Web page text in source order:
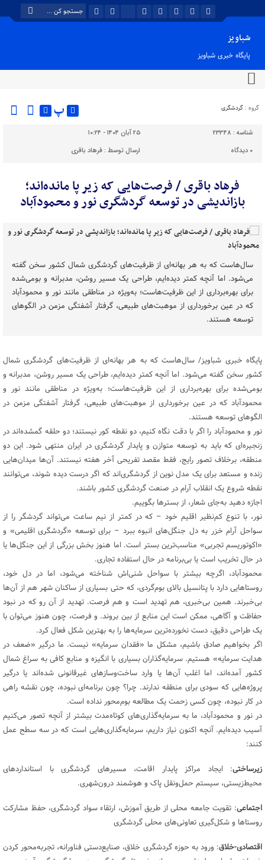
شباویز
پایگاه خبری شباویز
گروه : گردشگری پ
شناسه : 23348
۲۵ آبان ۱۴۰۴ - ۱۰:۲۴
۰ دیدگاه ارسال توسط :فرهاد باقری
فرهاد باقری / فرصت‌هایی که زیر پا مانده‌اند؛
بازاندیشی در توسعه گردشگری نور و محمودآباد
سال‌هاست که به هر بهانه‌ای از ظرفیت‌های گردشگری شمال کشور سخن گفته
می‌شود. اما آنچه کمتر دیده‌ایم، طراحی یک مسیر روشن، مدبرانه و بومی‌شده
برای بهره‌برداری از این ظرفیت‌هاست؛ به‌ویژه در مناطقی مانند نور و محمودآباد
که در عین برخورداری از موهبت‌های طبیعی، گرفتار آشفتگی مزمن در الگوهای
توسعه هستند.
پایگاه خبری شباویز/ سال‌هاست که به هر بهانه‌ای از ظرفیت‌های گردشگری شمال
کشور سخن گفته می‌شود. اما آنچه کمتر دیده‌ایم، طراحی یک مسیر روشن، مدبرانه و
بومی‌شده برای بهره‌برداری از این ظرفیت‌هاست؛ به‌ویژه در مناطقی مانند نور و
محمودآباد که در عین برخورداری از موهبت‌های طبیعی، گرفتار آشفتگی مزمن در
الگوهای توسعه هستند.
نور و محمودآباد را اگر با دقت نگاه کنیم، دو نقطه کور نیستند؛ دو حلقه گمشده‌اند در
زنجیره‌ای که باید به توسعه متوازن و پایدار گردشگری در ایران منتهی شود. این دو
منطقه، برخلاف تصور رایج، فقط مقصد تفریحی آخر هفته نیستند. آن‌ها میدان‌هایی
زنده و مستعد برای یک مدل نوین از گردشگری‌اند که اگر درست دیده شوند، می‌توانند
نقطه شروع یک انقلاب آرام در صنعت گردشگری کشور باشند.
اجازه دهید به‌جای شعار، از بسترها بگوییم.
نور، با تنوع کم‌نظیر اقلیم خود – که در کمتر از نیم ساعت می‌تواند گردشگر را از
سواحل آرام خزر به دل جنگل‌های انبوه ببرد – برای توسعه «گردشگری اقلیمی» و
«اکوتوریسم تجربی» مناسب‌ترین بستر است. اما هنوز بخش بزرگی از این جنگل‌ها یا
در حال تخریب است یا بی‌برنامه در حال استفاده تجاری.
محمودآباد، اگرچه بیشتر با سواحل شنی‌اش شناخته می‌شود، اما در دل خود،
روستاهایی دارد با پتانسیل بالای بوم‌گردی، که حتی بسیاری از ساکنان شهر هم از آن‌ها
بی‌خبرند. همین بی‌خبری، هم تهدید است و هم فرصت. تهدید از آن رو که در نبود
حفاظت و آگاهی، ممکن است این منابع از بین بروند. و فرصت، چون هنوز می‌توان با
یک طراحی دقیق، دست نخورده‌ترین سرمایه‌ها را به بهترین شکل فعال کرد.
اگر بخواهیم صادق باشیم، مشکل ما «فقدان سرمایه» نیست. ما درگیر «ضعف در
هدایت سرمایه» هستیم. سرمایه‌گذاران بسیاری با انگیزه و منابع کافی به سراغ شمال
کشور آمده‌اند، اما اغلب آن‌ها یا وارد ساخت‌وسازهای غیرقانونی شده‌اند یا درگیر
پروژه‌هایی که سودی برای منطقه ندارند. چرا؟ چون برنامه‌ای نبوده، چون نقشه راهی
در کار نبوده، چون کسی زحمت یک مطالعه بوم‌محور نداده است.
در نور و محمودآباد، ما به سرمایه‌گذاری‌های کوتاه‌مدت بیشتر از آنچه تصور می‌کنیم
آسیب دیده‌ایم. آنچه اکنون نیاز داریم، سرمایه‌گذاری‌هایی‌ است که در سه سطح عمل
کنند:
زیرساختی: ایجاد مراکز پایدار اقامت، مسیرهای گردشگری با استانداردهای
محیط‌زیستی، سیستم حمل‌ونقل پاک و هوشمند درون‌شهری.
اجتماعی: تقویت جامعه محلی از طریق آموزش، ارتقاء سواد گردشگری، حفظ مشارکت
روستاها و شکل‌گیری تعاونی‌های محلی گردشگری
اقتصادی-خلاق: ورود به حوزه گردشگری خلاق، صنایع‌دستی فناورانه، تجربه‌محور کردن